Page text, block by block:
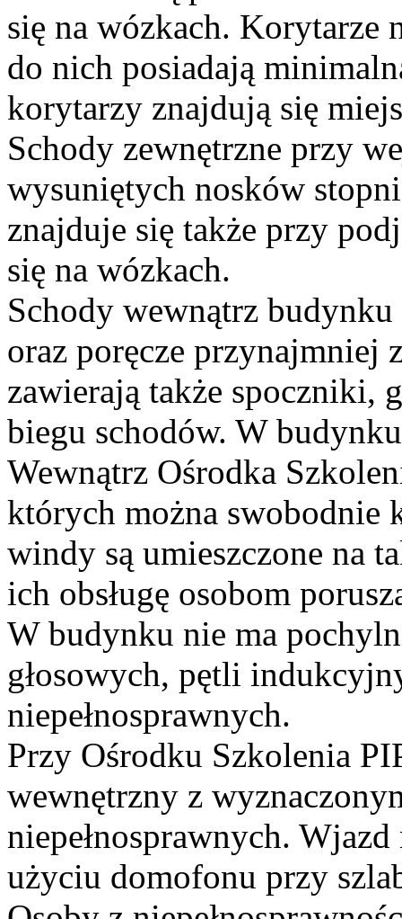
się na wózkach. Korytarze
do nich posiadają
korytarzy znajdują się
Schody zewnętrzne przy
wysuniętych nosków
znajduje się także przy
się na wózkach.
Schody wewnątrz
oraz poręcze przynajmniej
zawierają także spoczniki,
biegu schodów. W
Wewnątrz Ośrodka
których można swobodnie
windy są umieszczone na
ich obsługę osobom
W budynku nie ma
głosowych, pętli
niepełnosprawnych.
Przy Ośrodku Szkolenia
wewnętrzny z
niepełnosprawnych.
użyciu domofonu przy